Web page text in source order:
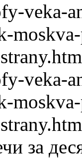
veka-
veka-
за